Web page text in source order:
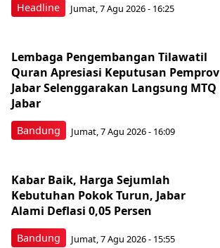
Headline Jumat, 7 Agu 2026 - 16:25
Bandung
Lembaga Pengembangan Tilawatil
Quran Apresiasi Keputusan Pemprov
Jabar Selenggarakan Langsung MTQ
Jabar
Jumat, 7 Agu 2026 - 16:09
Bandung
Kabar Baik, Harga Sejumlah
Kebutuhan Pokok Turun, Jabar
Alami Deflasi 0,05 Persen
Jumat, 7 Agu 2026 - 15:55